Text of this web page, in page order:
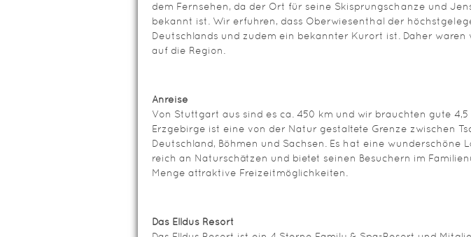
dem Fernsehen, da der Ort für seine Skisprungschanze und
bekannt ist. Wir erfuhren, dass Oberwiesenthal der
Deutschlands und zudem ein bekannter Kurort ist. Daher waren
auf die Region.
Anreise
Von Stuttgart aus sind es ca. 450 km und wir brauchten gute 4,5
Erzgebirge ist eine von der Natur gestaltete Grenze zwischen
Deutschland, Böhmen und Sachsen. Es hat eine wunderschöne
reich an Naturschätzen und bietet seinen Besuchern im
Menge attraktive Freizeitmöglichkeiten.
Das Elldus Resort